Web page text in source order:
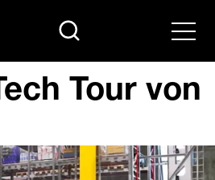
search Menu
Tour von